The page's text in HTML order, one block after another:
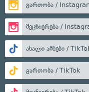
გართობა /
მეცნიერება /
ახალი ამბები /
გართობა / TikTok